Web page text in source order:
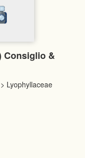
Consiglio &
Lyophyllaceae